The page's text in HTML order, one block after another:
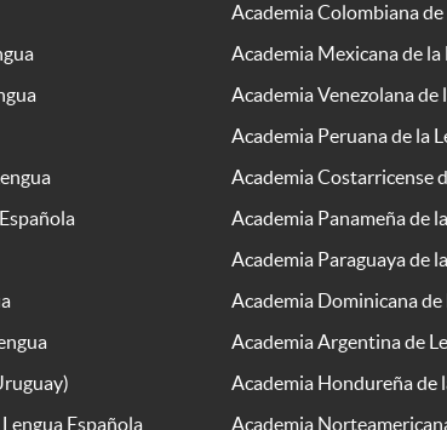
Academia Colombiana de
Academia Mexicana de la
Academia Venezolana de
Academia Peruana de la
Academia Costarricense
Academia Panameña de
Academia Paraguaya de
Academia Dominicana de
Academia Argentina de
Academia Hondureña de
Española
Academia